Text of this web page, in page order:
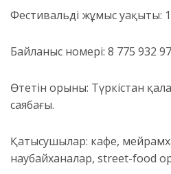
Фестивальдің жұмыс уақыты:
Байланыс номері: 8 775 932
Өтетін орыны: Түркістан
саябағы.
Қатысушылар: кафе,
наубайханалар, street-food